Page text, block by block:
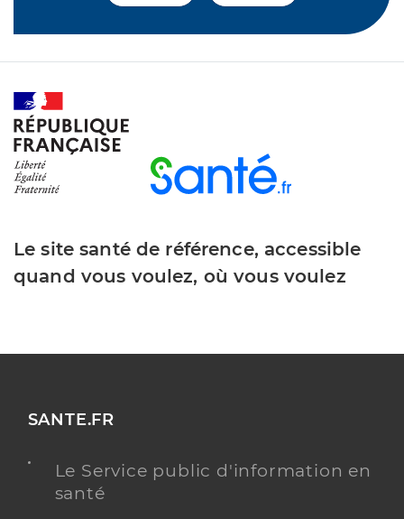
Le site santé de référence, accessible
quand vous voulez, où vous voulez
SANTE.FR
Le Service public d'information en
santé